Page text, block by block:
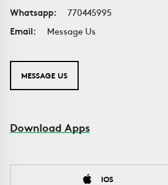
Whatsapp:
770445995
Email:
Message Us
MESSAGE US
Download Apps
IOS